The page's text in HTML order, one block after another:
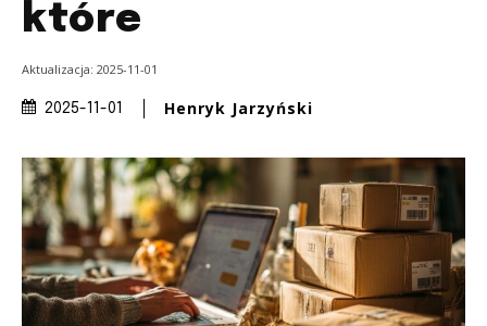
które
Aktualizacja: 2025-11-01
2025-11-01 Henryk Jarzyński